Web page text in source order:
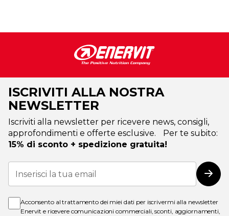
ISCRIVITI ALLA NOSTRA
NEWSLETTER
Iscriviti alla newsletter per ricevere news, consigli,
approfondimenti e offerte esclusive. Per te subito:
15% di sconto + spedizione gratuita!
Iscriviti
alla
nostra
Acconsento al trattamento dei miei dati per iscrivermi alla newsletter
Enervit e ricevere comunicazioni commerciali, sconti, aggiornamenti,